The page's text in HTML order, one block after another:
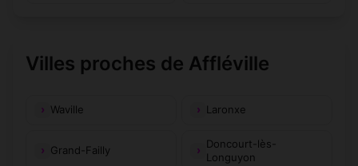
Villes proches de Affléville
Waville Laronxe
Grand-Failly
Doncourt-lès-
Longuyon